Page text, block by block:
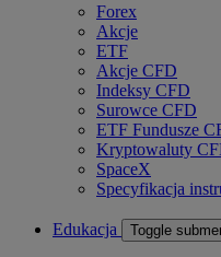
Forex
Akcje
ETF
Akcje CFD
Indeksy CFD
Surowce CFD
ETF Fundusze
Kryptowaluty
SpaceX
Specyfikacja
Edukacja Toggle